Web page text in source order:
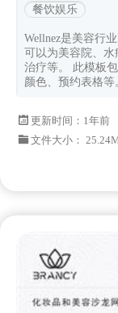
餐饮娱乐
Wellnez是美容行
可以为美容院、
治疗等。 此模板
颜色、预约表格等
更新时间： 1年前
文件大小：